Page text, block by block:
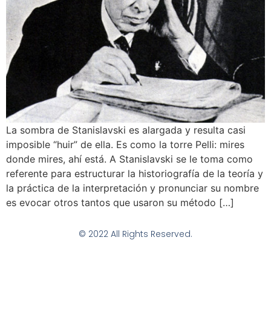
La sombra de Stanislavski es alargada y resulta casi
imposible “huir” de ella. Es como la torre Pelli: mires
donde mires, ahí está. A Stanislavski se le toma como
referente para estructurar la historiografía de la teoría y
la práctica de la interpretación y pronunciar su nombre
es evocar otros tantos que usaron su método […]
© 2022 All Rights Reserved.